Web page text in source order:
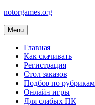
Skip
content
notorgames.org
Menu
Главная
Как скачивать
Регистрация
Стол заказов
Подбор по рубрикам
Онлайн игры
Для слабых ПК